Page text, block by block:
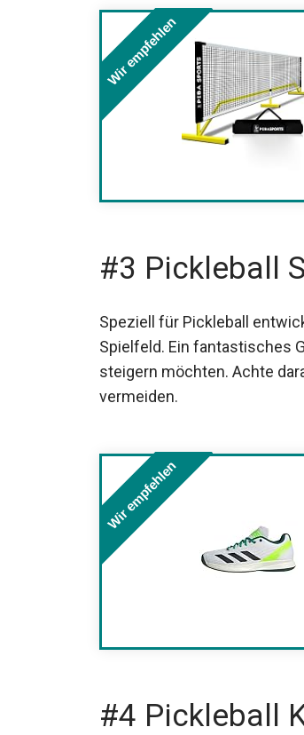
Wir empfehlen
#3 Pickleball
Speziell für Pickleball
Spielfeld. Ein fantastisches
steigern möchten. Achte
vermeiden.
Wir empfehlen
#4 Pickleball